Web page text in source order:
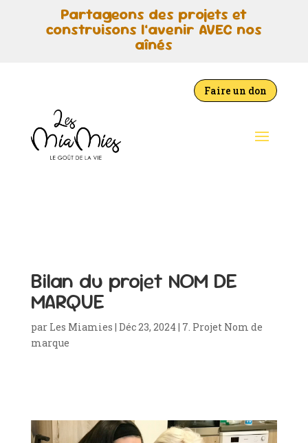
Partageons des projets et
construisons l’avenir AVEC nos
aînés
Faire un don
Bilan du projet NOM DE
MARQUE
par Les Miamies | Déc 23, 2024 | 7. Projet Nom de
marque